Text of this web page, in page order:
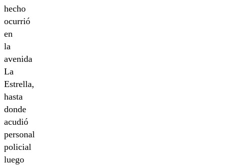
hecho
ocurrió
en
la
avenida
La
Estrella,
hasta
donde
acudió
personal
policial
luego